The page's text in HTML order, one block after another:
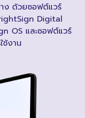
ง ด้วยซอฟต์แวร์
Digital
OS และซอฟต์แวร์
งาน